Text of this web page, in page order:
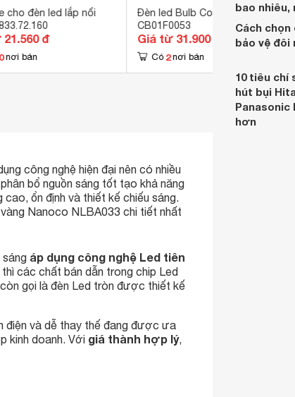
cho đèn led lắp nổi
đ
nơi bán
Đèn led Bulb Comet 5W
CB01F0053
Giá từ 31.900 đ
Có 2 nơi bán
công nghệ hiện đại nên có nhiều
bổ nguồn sáng tốt tạo khả năng
ổn định và thiết kế chiếu sáng.
Nanoco NLBA033 chi tiết nhất
áp dụng công nghệ Led tiên
các chất bán dẫn trong chip Led
gọi là đèn Led tròn được thiết kế
điện và dễ thay thế đang được ưa
kinh doanh. Với giá thành hợp lý,
bao nhiêu,
Cách chọn
bảo vệ đôi
10 tiêu chí
hút bụi
Panasonic
hơn